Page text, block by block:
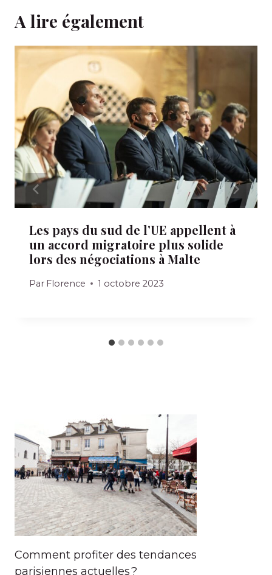
A lire également
Les pays du sud de l’UE appellent à
un accord migratoire plus solide
lors des négociations à Malte
Par Florence 1 octobre 2023
Comment profiter des tendances
parisiennes actuelles ?